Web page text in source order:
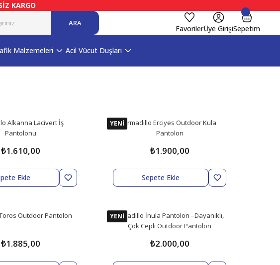
KARGO
ARA
FavorilerÜye GirişiSepetim
Malzemeleri Acil Vücut Duşları
Alkanna Lacivert İş
Pantolonu
₺1.610,00
Ekle
YENİArmadillo Erciyes Outdoor Kula
Pantolon
₺1.900,00
Sepete Ekle
Outdoor Pantolon
₺1.885,00
YENİ
Armadillo İnula Pantolon - Dayanıklı,
Çok Cepli Outdoor Pantolon
₺2.000,00